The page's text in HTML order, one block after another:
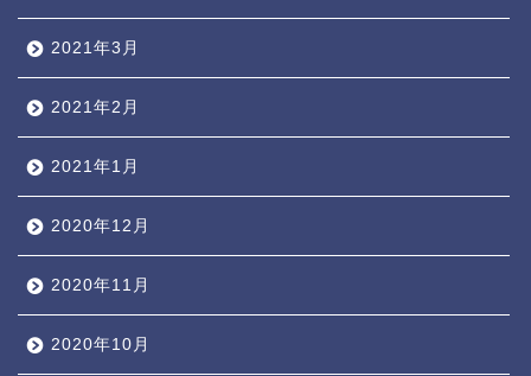
2021年3月
2021年2月
2021年1月
2020年12月
2020年11月
2020年10月